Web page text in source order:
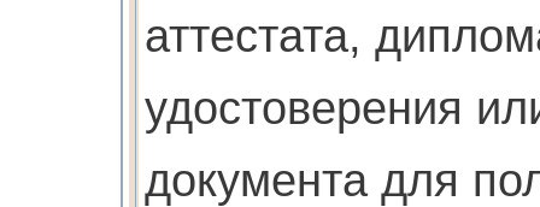
аттестата,
удостоверения
документа для